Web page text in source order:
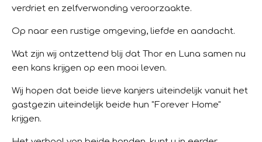
verdriet en zelfverwonding veroorzaakte.
Op naar een rustige omgeving, liefde en aandacht.
Wat zijn wij ontzettend blij dat Thor en Luna samen nu
een kans krijgen op een mooi leven.
Wij hopen dat beide lieve kanjers uiteindelijk vanuit het
gastgezin uiteindelijk beide hun "Forever Home"
krijgen.